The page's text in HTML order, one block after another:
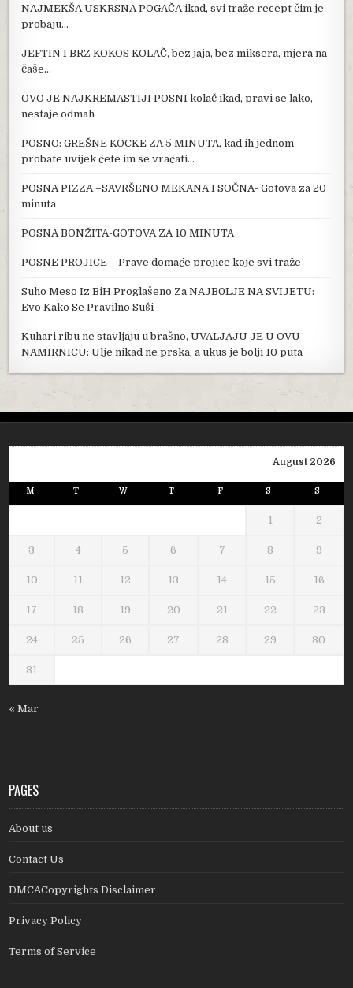
NAJMEKŠA USKRSNA POGAČA ikad, svi traže recept čim je
probaju…
JEFTIN I BRZ KOKOS KOLAČ, bez jaja, bez miksera, mjera na
čaše…
OVO JE NAJKREMASTIJI POSNI kolač ikad, pravi se lako,
nestaje odmah
POSNO: GREŠNE KOCKE ZA 5 MINUTA, kad ih jednom
probate uvijek ćete im se vraćati…
POSNA PIZZA –SAVRŠENO MEKANA I SOČNA- Gotova za 20
minuta
POSNA BONŽITA-GOTOVA ZA 10 MINUTA
POSNE PROJICE – Prave domaće projice koje svi traže
Suho Meso Iz BiH Proglašeno Za NAJB0LJE NA SVIJETU:
Evo Kako Se Pravilno Suši
Kuhari ribu ne stavljaju u brašno, UVALJAJU JE U OVU
NAMIRNICU: Ulje nikad ne prska, a ukus je bolji 10 puta
August 2026
M T W T F S S
1 2
3 4 5 6 7 8 9
10 11 12 13 14 15 16
17 18 19 20 21 22 23
24 25 26 27 28 29 30
31
« Mar
PAGES
About us
Contact Us
DMCACopyrights Disclaimer
Privacy Policy
Terms of Service